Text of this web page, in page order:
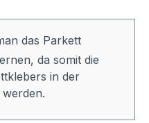
das Parkett
da somit die
in der